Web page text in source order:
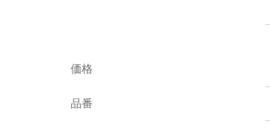
価格
品番